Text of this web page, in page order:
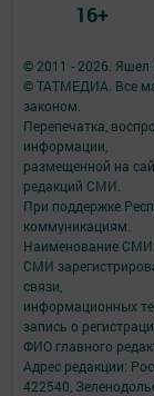
© 2011 - 2026.
© ТАТМЕДИА. Все
законом.
Перепечатка,
информации,
размещенной на
редакций СМИ.
При поддержке
коммуникациям.
Наименование
СМИ
связи,
информационных
запись о
ФИО главного
Адрес редакции:
422540,
16+